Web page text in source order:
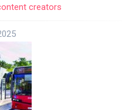
creators